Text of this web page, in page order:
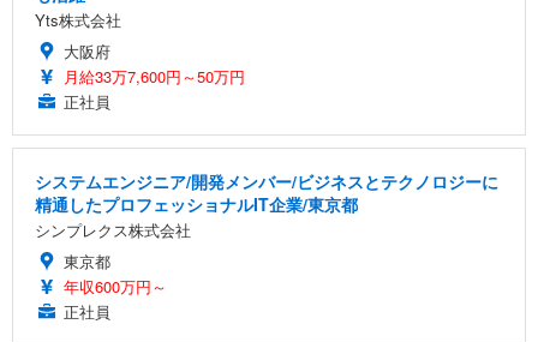
Yts株式会社
大阪府
月給33万7,600円～50万円
正社員
システムエンジニア/開発メンバー/ビジネスとテクノロジーに
精通したプロフェッショナルIT企業/東京都
シンプレクス株式会社
東京都
年収600万円～
正社員